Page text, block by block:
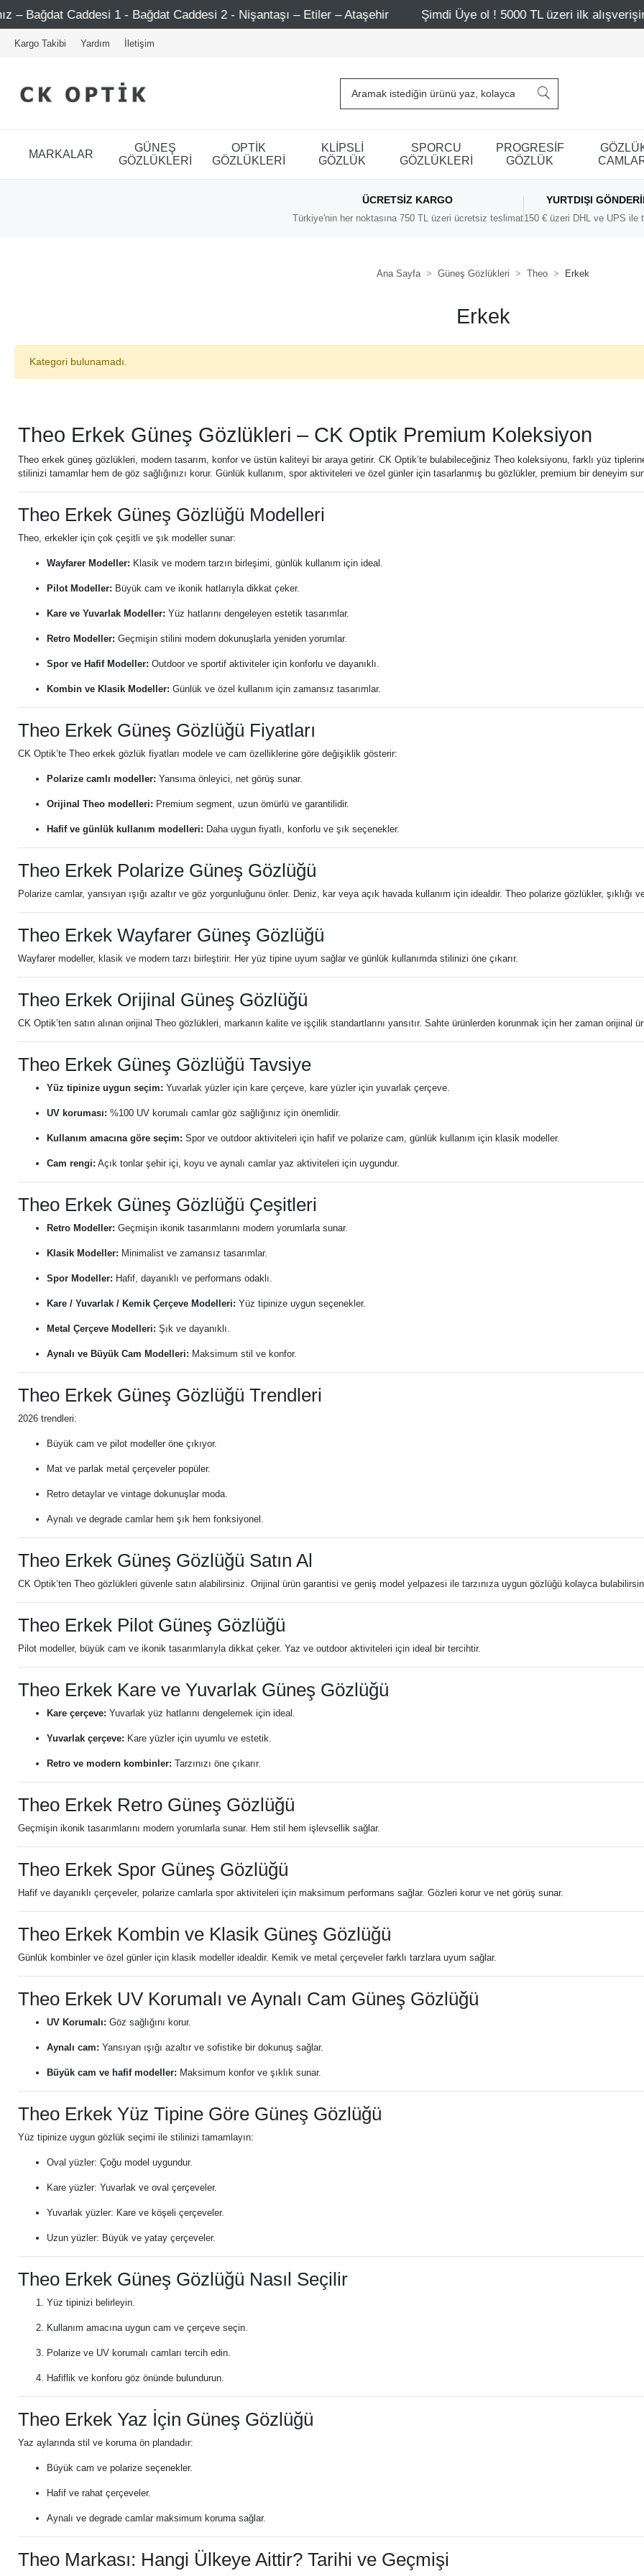
1 - Bağdat Caddesi 2 - Nişantaşı – Etiler – Ataşehir Şimdi Üye ol ! 5000 TL üzeri ilk alışverişinde 500 TL
Kargo Takibi Yardım İletişim
MARKALAR
GÜNEŞ
GÖZLÜKLERİ
OPTİK
GÖZLÜKLERİ
KLİPSLİ
GÖZLÜK
SPORCU
GÖZLÜKLERİ
PROGRESİF
GÖZLÜK
ÜCRETSIZ KARGO
Türkiye'nin her noktasına 750 TL üzeri ücretsiz teslimat
YURTDIŞI
150 € üzeri DHL ve UPS ile
Ana Sayfa Güneş Gözlükleri Theo Erkek
Erkek
Kategori bulunamadı.
Theo Erkek Güneş Gözlükleri – CK Optik Premium Koleksiyon
Theo erkek güneş gözlükleri, modern tasarım, konfor ve üstün kaliteyi bir araya getirir. CK Optik’te bulabileceğiniz Theo koleksiyonu, farklı yüz
stilinizi tamamlar hem de göz sağlığınızı korur. Günlük kullanım, spor aktiviteleri ve özel günler için tasarlanmış bu gözlükler, premium bir deneyim
Theo Erkek Güneş Gözlüğü Modelleri
Theo, erkekler için çok çeşitli ve şık modeller sunar:
Wayfarer Modeller: Klasik ve modern tarzın birleşimi, günlük kullanım için ideal.
Pilot Modeller: Büyük cam ve ikonik hatlarıyla dikkat çeker.
Kare ve Yuvarlak Modeller: Yüz hatlarını dengeleyen estetik tasarımlar.
Retro Modeller: Geçmişin stilini modern dokunuşlarla yeniden yorumlar.
Spor ve Hafif Modeller: Outdoor ve sportif aktiviteler için konforlu ve dayanıklı.
Kombin ve Klasik Modeller: Günlük ve özel kullanım için zamansız tasarımlar.
Theo Erkek Güneş Gözlüğü Fiyatları
CK Optik’te Theo erkek gözlük fiyatları modele ve cam özelliklerine göre değişiklik gösterir:
Polarize camlı modeller: Yansıma önleyici, net görüş sunar.
Orijinal Theo modelleri: Premium segment, uzun ömürlü ve garantilidir.
Hafif ve günlük kullanım modelleri: Daha uygun fiyatlı, konforlu ve şık seçenekler.
Theo Erkek Polarize Güneş Gözlüğü
Polarize camlar, yansıyan ışığı azaltır ve göz yorgunluğunu önler. Deniz, kar veya açık havada kullanım için idealdir. Theo polarize gözlükler, şıklığı
Theo Erkek Wayfarer Güneş Gözlüğü
Wayfarer modeller, klasik ve modern tarzı birleştirir. Her yüz tipine uyum sağlar ve günlük kullanımda stilinizi öne çıkarır.
Theo Erkek Orijinal Güneş Gözlüğü
CK Optik’ten satın alınan orijinal Theo gözlükleri, markanın kalite ve işçilik standartlarını yansıtır. Sahte ürünlerden korunmak için her zaman orijinal
Theo Erkek Güneş Gözlüğü Tavsiye
Yüz tipinize uygun seçim: Yuvarlak yüzler için kare çerçeve, kare yüzler için yuvarlak çerçeve.
UV koruması: %100 UV korumalı camlar göz sağlığınız için önemlidir.
Kullanım amacına göre seçim: Spor ve outdoor aktiviteleri için hafif ve polarize cam, günlük kullanım için klasik modeller.
Cam rengi: Açık tonlar şehir içi, koyu ve aynalı camlar yaz aktiviteleri için uygundur.
Theo Erkek Güneş Gözlüğü Çeşitleri
Retro Modeller: Geçmişin ikonik tasarımlarını modern yorumlarla sunar.
Klasik Modeller: Minimalist ve zamansız tasarımlar.
Spor Modeller: Hafif, dayanıklı ve performans odaklı.
Kare / Yuvarlak / Kemik Çerçeve Modelleri: Yüz tipinize uygun seçenekler.
Metal Çerçeve Modelleri: Şık ve dayanıklı.
Aynalı ve Büyük Cam Modelleri: Maksimum stil ve konfor.
Theo Erkek Güneş Gözlüğü Trendleri
2026 trendleri:
Büyük cam ve pilot modeller öne çıkıyor.
Mat ve parlak metal çerçeveler popüler.
Retro detaylar ve vintage dokunuşlar moda.
Aynalı ve degrade camlar hem şık hem fonksiyonel.
Theo Erkek Güneş Gözlüğü Satın Al
CK Optik’ten Theo gözlükleri güvenle satın alabilirsiniz. Orijinal ürün garantisi ve geniş model yelpazesi ile tarzınıza uygun gözlüğü kolayca
Theo Erkek Pilot Güneş Gözlüğü
Pilot modeller, büyük cam ve ikonik tasarımlarıyla dikkat çeker. Yaz ve outdoor aktiviteleri için ideal bir tercihtir.
Theo Erkek Kare ve Yuvarlak Güneş Gözlüğü
Kare çerçeve: Yuvarlak yüz hatlarını dengelemek için ideal.
Yuvarlak çerçeve: Kare yüzler için uyumlu ve estetik.
Retro ve modern kombinler: Tarzınızı öne çıkarır.
Theo Erkek Retro Güneş Gözlüğü
Geçmişin ikonik tasarımlarını modern yorumlarla sunar. Hem stil hem işlevsellik sağlar.
Theo Erkek Spor Güneş Gözlüğü
Hafif ve dayanıklı çerçeveler, polarize camlarla spor aktiviteleri için maksimum performans sağlar. Gözleri korur ve net görüş sunar.
Theo Erkek Kombin ve Klasik Güneş Gözlüğü
Günlük kombinler ve özel günler için klasik modeller idealdir. Kemik ve metal çerçeveler farklı tarzlara uyum sağlar.
Theo Erkek UV Korumalı ve Aynalı Cam Güneş Gözlüğü
UV Korumalı: Göz sağlığını korur.
Aynalı cam: Yansıyan ışığı azaltır ve sofistike bir dokunuş sağlar.
Büyük cam ve hafif modeller: Maksimum konfor ve şıklık sunar.
Theo Erkek Yüz Tipine Göre Güneş Gözlüğü
Yüz tipinize uygun gözlük seçimi ile stilinizi tamamlayın:
Oval yüzler: Çoğu model uygundur.
Kare yüzler: Yuvarlak ve oval çerçeveler.
Yuvarlak yüzler: Kare ve köşeli çerçeveler.
Uzun yüzler: Büyük ve yatay çerçeveler.
Theo Erkek Güneş Gözlüğü Nasıl Seçilir
Yüz tipinizi belirleyin.
Kullanım amacına uygun cam ve çerçeve seçin.
Polarize ve UV korumalı camları tercih edin.
Hafiflik ve konforu göz önünde bulundurun.
Theo Erkek Yaz İçin Güneş Gözlüğü
Yaz aylarında stil ve koruma ön plandadır:
Büyük cam ve polarize seçenekler.
Hafif ve rahat çerçeveler.
Aynalı ve degrade camlar maksimum koruma sağlar.
Theo Markası: Hangi Ülkeye Aittir? Tarihi ve Geçmişi